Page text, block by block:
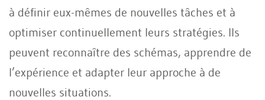
à définir eux-mêmes de nouvelles tâches et à
optimiser continuellement leurs stratégies. Ils
peuvent reconnaître des schémas, apprendre de
l’expérience et adapter leur approche à de
nouvelles situations.